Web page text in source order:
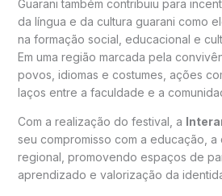
Guarani também contribuiu para
da língua e da cultura guarani como
na formação social, educacional e
Em uma região marcada pela
povos, idiomas e costumes, ações
laços entre a faculdade e a
Com a realização do festival, a
seu compromisso com a educação, a
regional, promovendo espaços de
aprendizado e valorização da